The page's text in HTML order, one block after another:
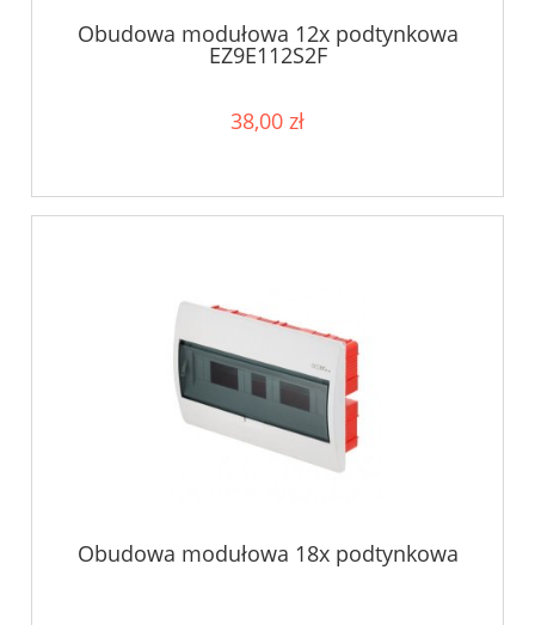
Obudowa modułowa 12x podtynkowa
EZ9E112S2F
38,00 zł
Obudowa modułowa 18x podtynkowa